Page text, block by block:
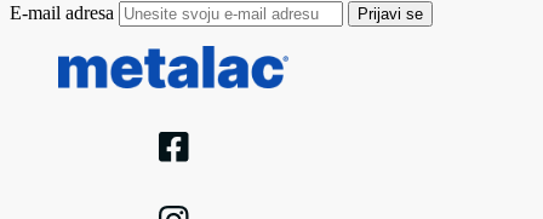
E-mail adresa Prijavi se